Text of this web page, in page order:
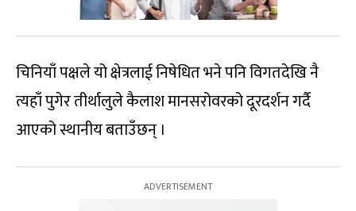
चिनियाँ पक्षले यो क्षेत्रलाई निषेधित भने पनि विगतदेखि नै
त्यहाँ पुगेर तीर्थालुले कैलाश मानसरोवरको दूरदर्शन गर्दै
आएको स्थानीय बताउँछन् ।